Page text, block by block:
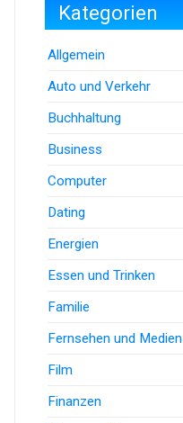
Kategorien
Allgemein
Auto und Verkehr
Buchhaltung
Business
Computer
Dating
Energien
Essen und Trinken
Familie
Fernsehen und Medien
Film
Finanzen